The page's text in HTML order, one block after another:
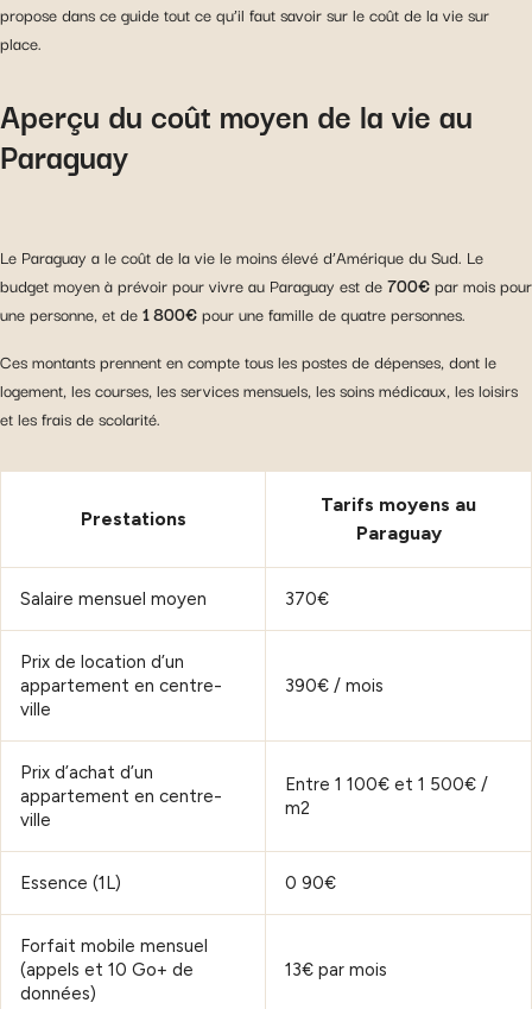
propose dans ce guide tout ce qu’il faut savoir sur le coût de la vie sur
place.
Aperçu du coût moyen de la vie au
Paraguay
Le Paraguay a le coût de la vie le moins élevé d’Amérique du Sud. Le
budget moyen à prévoir pour vivre au Paraguay est de700€par mois pour
une personne, et de1 800€pour une famille de quatre personnes.
Ces montants prennent en compte tous les postes de dépenses, dont le
logement, les courses, les services mensuels, les soins médicaux, les loisirs
et les frais de scolarité.
Prestations
Tarifs moyens au
Paraguay
Salaire mensuel moyen 370€
Prix de location d’un
appartement en centre-
ville
390€ / mois
Prix d’achat d’un
appartement en centre-
ville
Entre 1 100€ et 1 500€ /
m2
Essence (1L) 0 90€
Forfait mobile mensuel
(appels et 10 Go+ de
données)
13€ par mois